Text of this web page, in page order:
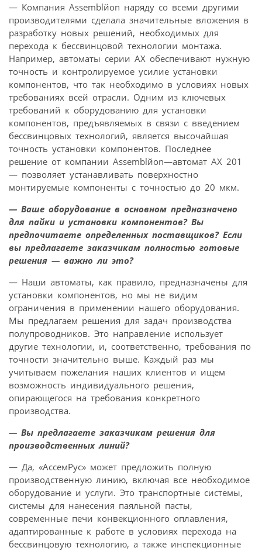
— Компания Assemblйon наряду со всеми другими
производителями сделала значительные вложения в
разработку новых решений, необходимых для
перехода к бессвинцовой технологии монтажа.
Например, автоматы серии АХ обеспечивают нужную
точность и контролируемое усилие установки
компонентов, что так необходимо в условиях новых
требованиях всей отрасли. Одним из ключевых
требований к оборудованию для установки
компонентов, предъявляемых в связи с введением
бессвинцовых технологий, является высочайшая
точность установки компонентов. Последнее
решение от компании Assemblйon—автомат AX 201
— позволяет устанавливать поверхностно
монтируемые компоненты с точностью до 20 мкм.
— Ваше оборудование в основном предназначено
для пайки и установки компонентов? Вы
предпочитаете определенных поставщиков? Если
вы предлагаете заказчикам полностью готовые
решения — важно ли это?
— Наши автоматы, как правило, предназначены для
установки компонентов, но мы не видим
ограничения в применении нашего оборудования.
Мы предлагаем решения для задач производства
полупроводников. Это направление использует
другие технологии, и, соответственно, требования по
точности значительно выше. Каждый раз мы
учитываем пожелания наших клиентов и ищем
возможность индивидуального решения,
опирающегося на требования конкретного
производства.
— Вы предлагаете заказчикам решения для
производственных линий?
— Да, «АссемРус» может предложить полную
производственную линию, включая все необходимое
оборудование и услуги. Это транспортные системы,
системы для нанесения паяльной пасты,
современные печи конвекционного оплавления,
адаптированные к работе в условиях перехода на
бессвинцовую технологию, а также инспекционные